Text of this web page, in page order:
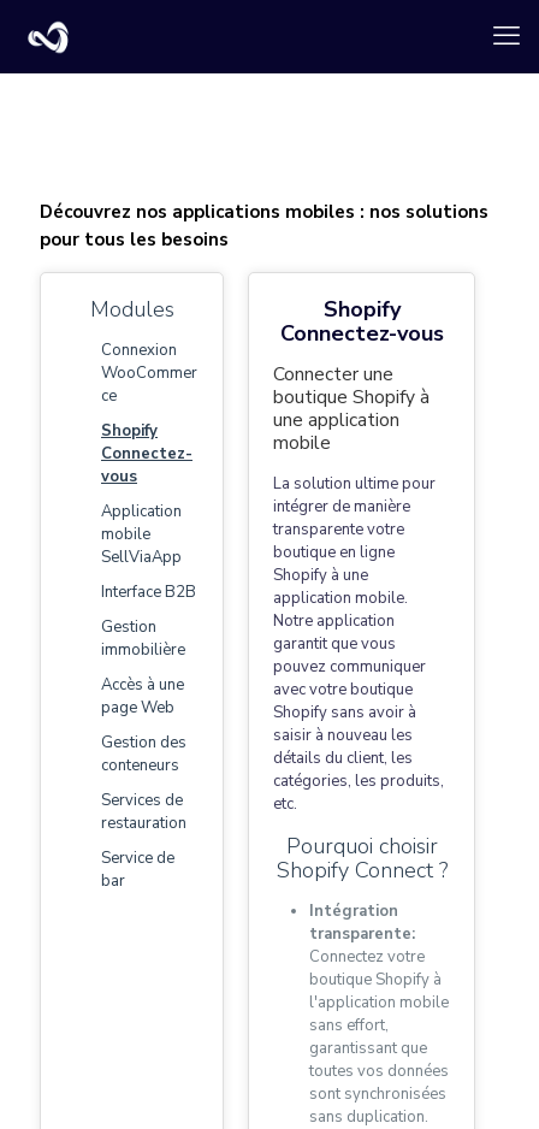
Découvrez nos applications mobiles : nos solutions
pour tous les besoins
Modules
Connexion
WooCommer
ce
Shopify
Connectez-
vous
Application
mobile
SellViaApp
Interface B2B
Gestion
immobilière
Accès à une
page Web
Gestion des
conteneurs
Services de
restauration
Service de
bar
Shopify
Connectez-vous
Connecter une
boutique Shopify à
une application
mobile
La solution ultime pour
intégrer de manière
transparente votre
boutique en ligne
Shopify à une
application mobile.
Notre application
garantit que vous
pouvez communiquer
avec votre boutique
Shopify sans avoir à
saisir à nouveau les
détails du client, les
catégories, les produits,
etc.
Pourquoi choisir
Shopify Connect ?
Intégration
transparente:
Connectez votre
boutique Shopify à
l'application mobile
sans effort,
garantissant que
toutes vos données
sont synchronisées
sans duplication.